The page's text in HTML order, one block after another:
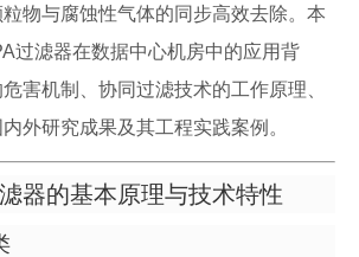
物与腐蚀性气体的同步高效去除。本
过滤器在数据中心机房中的应用背
害机制、协同过滤技术的工作原理、
外研究成果及其工程实践案例。
器的基本原理与技术特性